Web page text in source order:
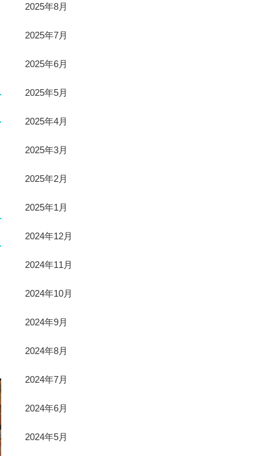
2025年8月
2025年7月
2025年6月
2025年5月
2025年4月
2025年3月
2025年2月
2025年1月
2024年12月
2024年11月
2024年10月
2024年9月
2024年8月
2024年7月
2024年6月
2024年5月